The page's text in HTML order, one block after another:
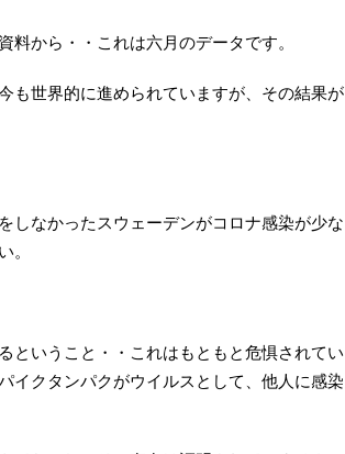
料から・・これは六月のデータです。
も世界的に進められていますが、その結果が
しなかったスウェーデンがコロナ感染が少な
。
ということ・・これはもともと危惧されてい
イクタンパクがウイルスとして、他人に感染